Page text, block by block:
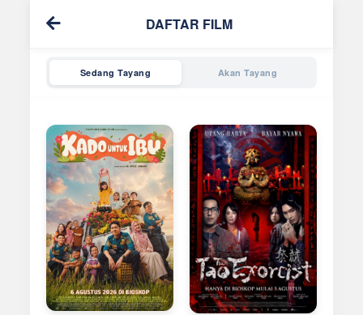
DAFTAR FILM
Sedang Tayang Akan Tayang